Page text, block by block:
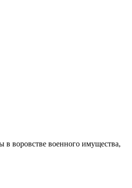
воровстве военного имущества,